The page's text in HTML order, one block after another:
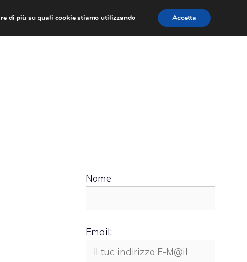
Nome
Email:
di più su quali cookie stiamo utilizzando
Accetta